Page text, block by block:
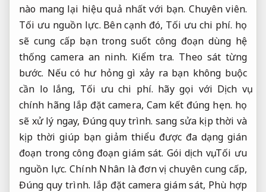
nào mang lại hiệu quả nhất với bạn. Chuyên viên.
Tối ưu nguồn lực. Bên cạnh đó, Tối ưu chi phí. họ
sẽ cung cấp bạn trong suốt công đoạn dùng hệ
thống camera an ninh. Kiểm tra. Theo sát từng
bước. Nếu có hư hỏng gì xảy ra bạn không buộc
cần lo lắng, Tối ưu chi phí. hãy gọi với Dịch vụ
chính hãng lắp đặt camera, Cam kết đúng hẹn. họ
sẽ xử lý ngay, Đúng quy trình. sang sửa kịp thời và
kịp thời giúp bạn giảm thiểu được đa dạng gián
đoạn trong công đoạn giám sát. Gói dịch vụ. Tối ưu
nguồn lực. Chính Nhân là đơn vị chuyên cung cấp,
Đúng quy trình. lắp đặt camera giám sát, Phù hợp